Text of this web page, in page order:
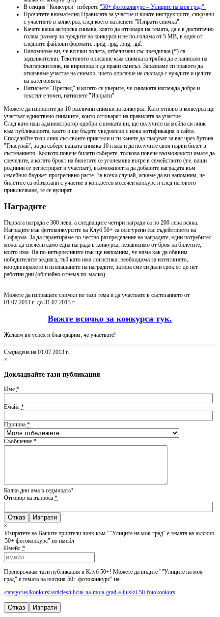
В секция "Конкурси" изберете "50+ фотоконкурс – Улиците на моя град".
Прочетете внимателно Правилата за участие и вижте инструкциите, свързани
с участието в конкурса, след което натиснете "Изпрати снимка".
Качете ваша авторска снимка, която да отговаря на темата, да е в достатъчно
голям размер за нуждите на конкурса и не по-голяма от 5 МВ, в един от
следните файлови формати: .jpeg, .jpg, .png, .gif.
Напомняме ви, че всички полета, отбелязани със звездичка (*) са
задължителни. Текстовото описание към снимката трябва да е написано на
български език, на кирилица и да прави смисъл. Запазваме си правото да
отказваме участие на снимки, чието описание не съвпада с нуждите и целите
на категорията.
Натиснете "Преглед" и когато се уверите, че снимката изглежда добре и
текстът е точен, натиснете "Изпрати".
Можете да изпратите до 10 различни снимки за конкурса. Като отново в конкурса ще
участват единствено снимките, които отговарят на правилата за участие.
След като наш администратор одобри снимката ви, ще получите на мейла си линк
към публикацията, както и ще бъдете уведомени с нова нотификация в сайта.
Споделяйте този линк със своите приятели и ги канете да гласуват за вас чрез бутона
"Гласувай", за да събере вашата снимка 10 гласа и да получите своя първи билет в
състезанието. Колкото повече билети съберете, толкова повече възможности имате да
спечелите, а когато броят на билетите се уголемява вътре в семейството (т.е. ваши
роднини се регистрират и участват), възможността да добавите наградата към
семейния бюджет прогресивно расте. За всеки случай, искаме да ви напомним, че
билетите са обвързани с участие в конкретен месечен конкурс и след неговото
приключване, те се нулират.
Наградите
Първата награда е 300 лева, а следващите четири награди са по 200 лева всяка.
Наградите във фотоконкурсите на Клуб 50+ са осигурени със съдействието на
Софарма. За да гарантираме по-честно разпределение на наградите, един потребител
може да спечели само една награда в конкурса, независимо от броя на билетите,
които има. На по-нетърпеливите пък ще напомним, че няма как да обявим
победителите веднага, тъй като има логистика, необходима за изтеглянето,
координирането и изплащането на наградите, затова сме си дали срок от до пет
работни дни (обичайно отнема по-малко).
Можете да изпращате снимки по тази тема и да участвате в състезанието от
01.07.2013 г. до 31.07.2013 г.
Вижте всичко за конкурса тук.
Желаем ви успех и благодарим, че участвате!
Създадена на 01.07.2013 г.
×
Докладвайте тази публикация
Име *
Емайл *
Причина *
Съобщение *
Колко дни има в седмицата?
Отговор на въпроса *
Отказ
×
Изпратете на Вашите приятели линк към ""Улиците на моя град" е темата на юлския
50+ фотоконкурс" по имейл
Имейл *
Препоръчвам тази публикация в Клуб 50+! Можете да видите ""Улиците на моя
град" е темата на юлския 50+ фотоконкурс" на:
/categories/konkursi/articles/ulicite-na-moia-grad-e-iulskii-50-fotokonkurs
Отказ Изпрати